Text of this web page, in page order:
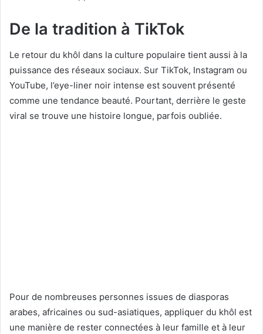
De la tradition à TikTok
Le retour du khôl dans la culture populaire tient aussi à la
puissance des réseaux sociaux. Sur TikTok, Instagram ou
YouTube, l’eye-liner noir intense est souvent présenté
comme une tendance beauté. Pourtant, derrière le geste
viral se trouve une histoire longue, parfois oubliée.
Pour de nombreuses personnes issues de diasporas
arabes, africaines ou sud-asiatiques, appliquer du khôl est
une manière de rester connectées à leur famille et à leur